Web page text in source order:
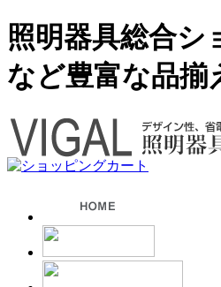
照明器具総合シ
など豊富な品揃